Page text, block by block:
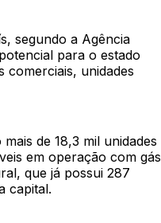
segundo a Agência
para o estado
comerciais, unidades
de 18,3 mil unidades
em operação com gás
que já possui 287
capital.